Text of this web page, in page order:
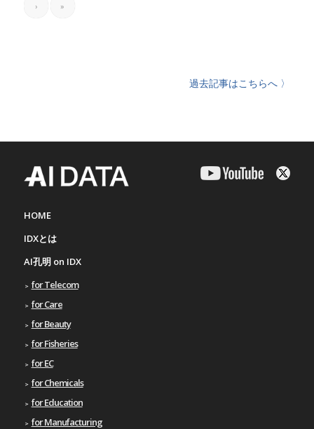
› »
過去記事はこちらへ 〉
HOME
IDXとは
AI孔明 on IDX
for Telecom
for Care
for Beauty
for Fisheries
for EC
for Chemicals
for Education
for Manufacturing